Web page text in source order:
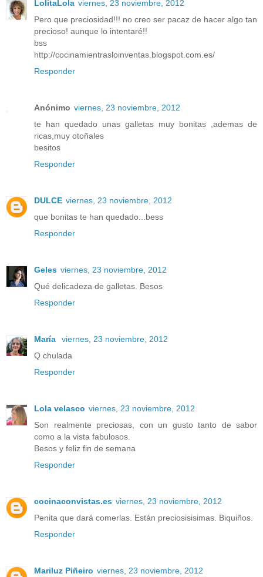
LolitaLola viernes, 23 noviembre, 2012
Pero que preciosidad!!! no creo ser pacaz de hacer algo tan
precioso! aunque lo intentaré!!
bss
http://cocinamientrasloinventas.blogspot.com.es/
Responder
Anónimo viernes, 23 noviembre, 2012
te han quedado unas galletas muy bonitas ,ademas de
ricas,muy otoñales
besitos
Responder
DULCE viernes, 23 noviembre, 2012
que bonitas te han quedado...bess
Responder
Geles viernes, 23 noviembre, 2012
Qué delicadeza de galletas. Besos
Responder
María
viernes, 23 noviembre, 2012
Q chulada
Responder
Lola velasco viernes, 23 noviembre, 2012
Son realmente preciosas, con un gusto tanto de sabor
como a la vista fabulosos.
Besos y feliz fin de semana
Responder
cocinaconvistas.es viernes, 23 noviembre, 2012
Penita que dará comerlas. Están preciosisisimas. Biquiños.
Responder
Mariluz Piñeiro viernes, 23 noviembre, 2012